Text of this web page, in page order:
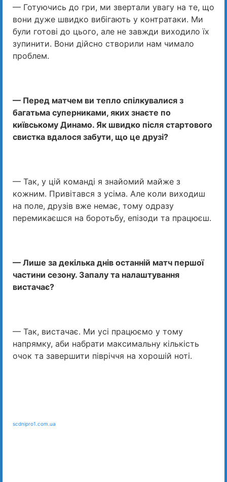
— Готуючись до гри, ми звертали увагу на те, що
вони дуже швидко вибігають у контратаки. Ми
були готові до цього, але не завжди виходило їх
зупинити. Вони дійсно створили нам чимало
проблем.
— Перед матчем ви тепло спілкувалися з
багатьма суперниками, яких знаєте по
київському Динамо. Як швидко після стартового
свистка вдалося забути, що це друзі?
— Так, у цій команді я знайомий майже з
кожним. Привітався з усіма. Але коли виходиш
на поле, друзів вже немає, тому одразу
перемикаєшся на боротьбу, епізоди та працюєш.
— Лише за декілька днів останній матч першої
частини сезону. Запалу та налаштування
вистачає?
— Так, вистачає. Ми усі працюємо у тому
напрямку, аби набрати максимальну кількість
очок та завершити півріччя на хорошій ноті.
scdnipro1.com.ua